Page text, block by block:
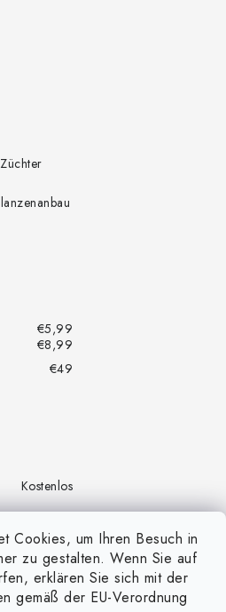
Cookies, um Ihren Besuch in
zu gestalten. Wenn Sie auf
erklären Sie sich mit der
gemäß der EU-Verordnung
€5,99
€8,99
€49
Kostenlos
Kostenlos
€4,00